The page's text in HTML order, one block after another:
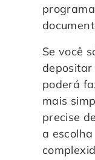
Se você
depositar
poderá
mais
precise
a